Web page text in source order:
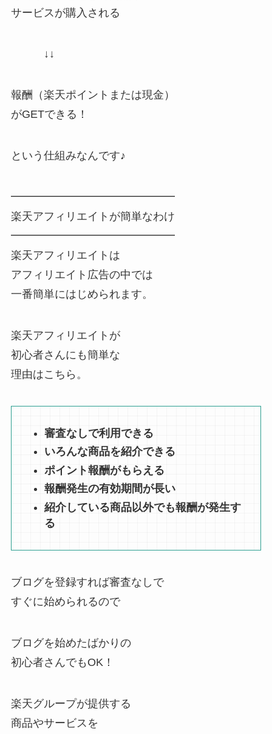
サービスが購入される
↓↓
報酬（楽天ポイントまたは現金）
がGETできる！
という仕組みなんです♪
━━━━━━━━━━━━━━━
楽天アフィリエイトが簡単なわけ
━━━━━━━━━━━━━━━
楽天アフィリエイトは
アフィリエイト広告の中では
一番簡単にはじめられます。
楽天アフィリエイトが
初心者さんにも簡単な
理由はこちら。
審査なしで利用できる
いろんな商品を紹介できる
ポイント報酬がもらえる
報酬発生の有効期間が長い
紹介している商品以外でも報酬が発生す
る
ブログを登録すれば審査なしで
すぐに始められるので
ブログを始めたばかりの
初心者さんでもOK！
楽天グループが提供する
商品やサービスを